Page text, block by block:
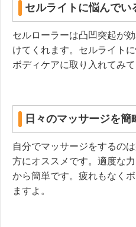
セルライトに悩んでい
セルローラーは凸凹突起が
けてくれます。セルライト
ボディケアに取り入れてみて
日々のマッサージを簡
自分でマッサージをするの
方にオススメです。適度な
から簡単です。疲れもなく
ますよ。